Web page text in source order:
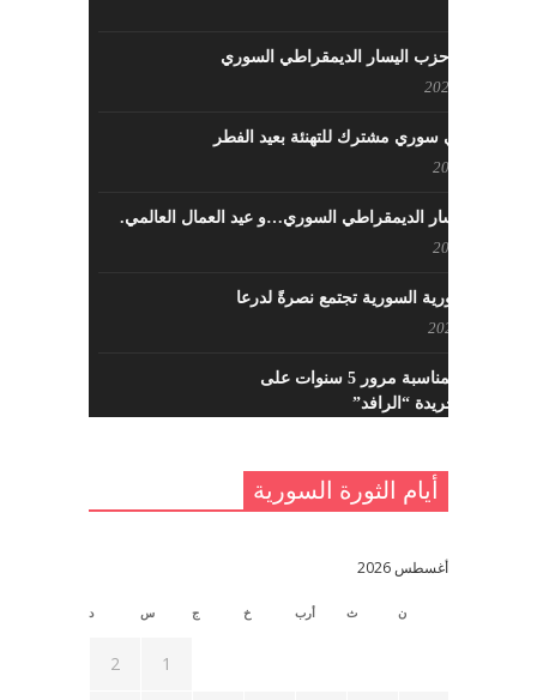
نشاطات حزب اليسار الديمقراطي السوري
لقاء تركي سوري مشترك للتهنئة بعيد الفطر
حزب اليسار الديمقراطي السوري…و عيد العمال العالمي.
القوى الثورية السورية تجتمع نصرةً لدرعا
احتفالية بمناسبة مرور 5 سنوات على
تأسيس جريدة “الرافد”
القدس والربيع العربي في ندوة لحزب
أسبوع ثقافي في ذكرى الاستقلال
أيام الثورة السورية
أغسطس 2026
ن ث أرب خ ج س د
1
2